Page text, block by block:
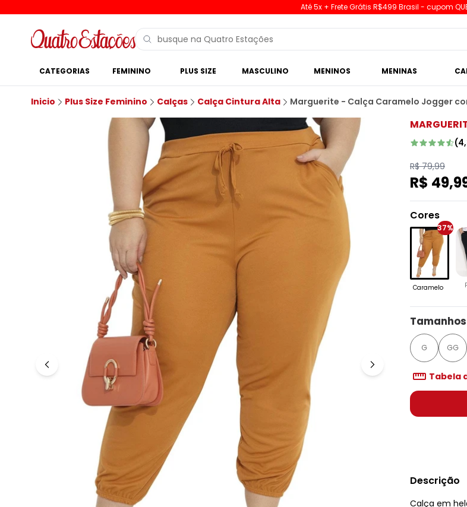
Até 5x + Frete Grátis R$499 Brasil - cupom
CATEGORIAS FEMININO PLUS SIZE MASCULINO MENINOS MENINAS
Inicio Plus Size Feminino Calças Calça Cintura Alta Marguerite - Calça Caramelo Jogger
(
R$ 79,99
R$
Cores
37%
Caramelo
Tamanhos
G GG
Tabela
Descrição
Calça em